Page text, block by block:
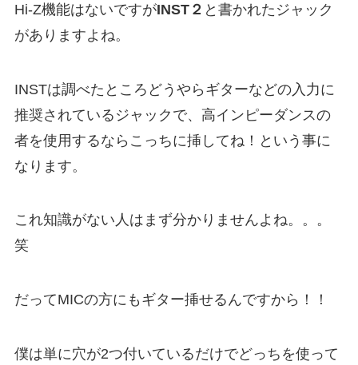
Hi-Z機能はないですがINST２ と書かれたジャック
がありますよね。
INSTは調べたところどうやらギターなどの入力に
推奨されているジャックで、高インピーダンスの
者を使用するならこっちに挿してね！という事に
なります。
これ知識がない人はまず分かりませんよね。。。
笑
だってMICの方にもギター挿せるんですから！！
僕は単に穴が2つ付いているだけでどっちを使って